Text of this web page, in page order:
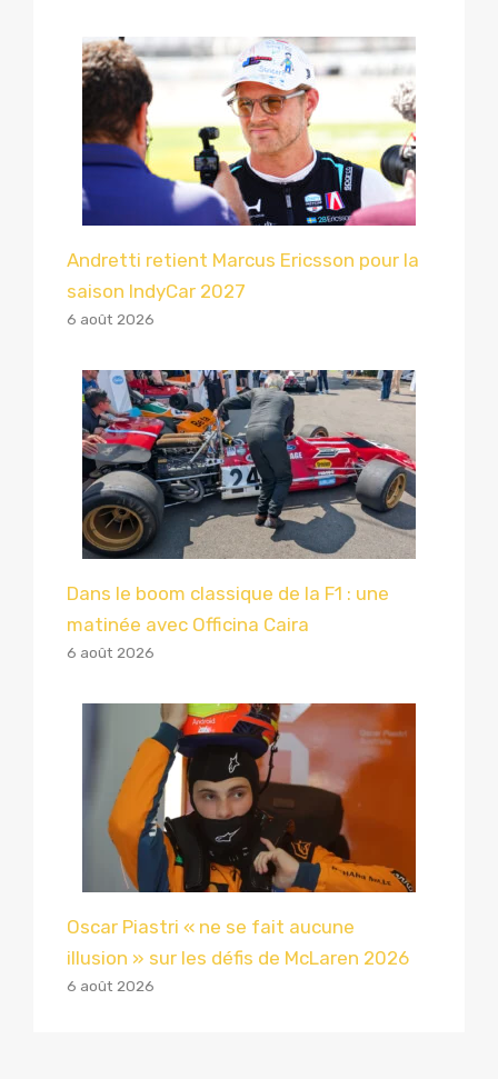
Andretti retient Marcus Ericsson pour la
saison IndyCar 2027
6 août 2026
Dans le boom classique de la F1 : une
matinée avec Officina Caira
6 août 2026
Oscar Piastri « ne se fait aucune
illusion » sur les défis de McLaren 2026
6 août 2026